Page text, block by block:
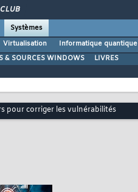
CLUB
Systèmes
Virtualisation Informatique quantique
& SOURCES WINDOWS LIVRES
pour corriger les vulnérabilités